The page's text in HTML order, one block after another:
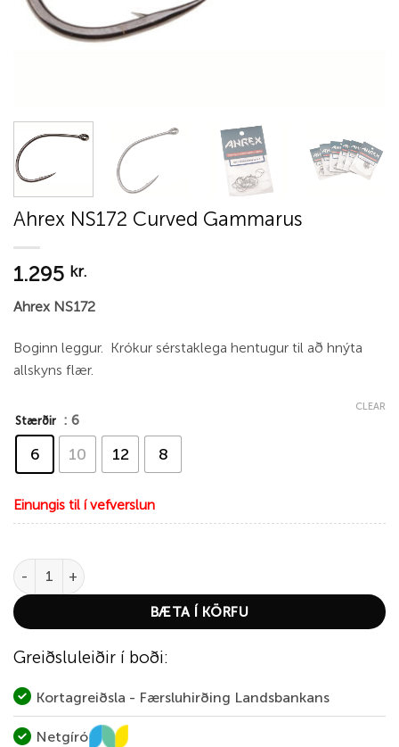
Ahrex NS172 Curved Gammarus
1.295 kr.
Ahrex NS172
Boginn leggur. Krókur sérstaklega hentugur til að hnýta
allskyns flær.
Stærðir : 6
6 10 12 8
CLEAR
Einungis til í vefverslun
Ahrex NS172 Curved Gammarus quantity
BÆTA Í KÖRFU
Greiðsluleiðir í boði:
Kortagreiðsla - Færsluhirðing Landsbankans
Netgíró